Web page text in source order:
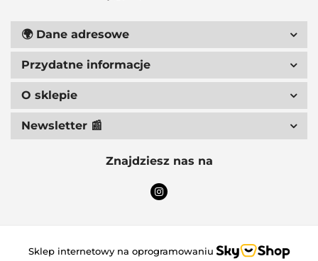
ACCEL
🌍 Dane adresowe
Przydatne informacje
O sklepie
Newsletter 📰
Znajdziesz nas na
Sklep internetowy na oprogramowaniu